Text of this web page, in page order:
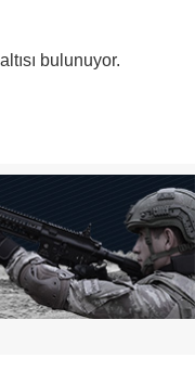
bulunuyor.